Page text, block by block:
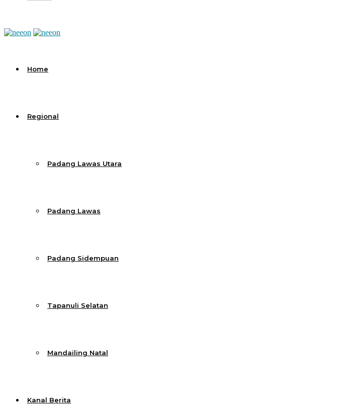
Home
Regional
Padang Lawas Utara
Padang Lawas
Padang Sidempuan
Tapanuli Selatan
Mandailing Natal
Kanal Berita